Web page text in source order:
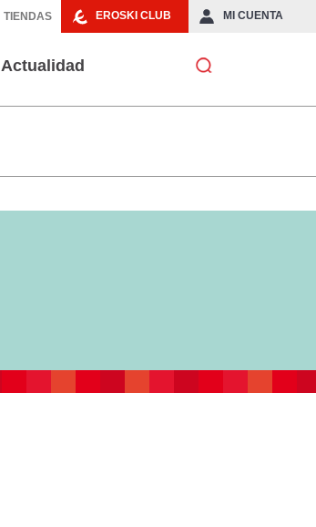
EROSKI CLUB MI CUENTA
TIENDAS
Actualidad